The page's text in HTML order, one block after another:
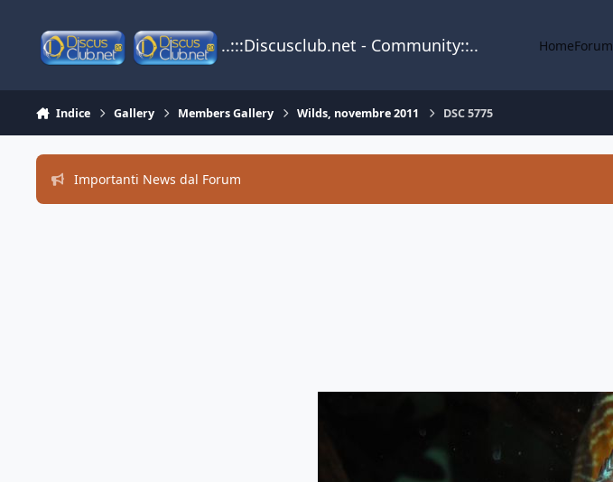
..:::Discusclub.net - Community::.. HomeForum
Indice Gallery Members Gallery Wilds, novembre 2011 DSC 5775
Importanti News dal Forum